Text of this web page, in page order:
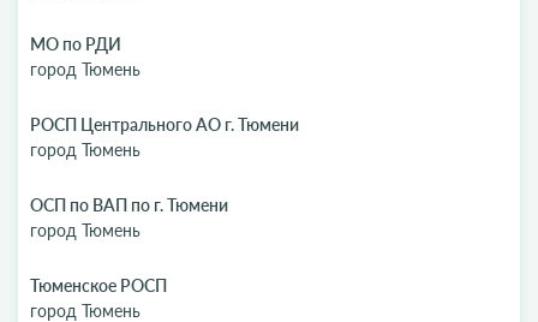
МО по РДИ
город Тюмень
РОСП Центрального АО г. Тюмени
город Тюмень
ОСП по ВАП по г. Тюмени
город Тюмень
Тюменское РОСП
город Тюмень